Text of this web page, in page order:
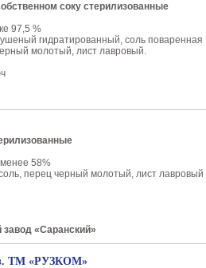
соку стерилизованные
97,5 %
гидратированный, соль поваренная
молотый, лист лавровый.
58%
перец черный молотый, лист лавровый
«Саранский»
ТМ «РУЗКОМ»